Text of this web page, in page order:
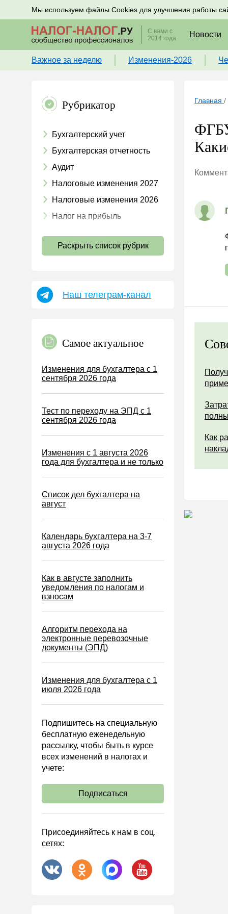
Мы используем файлы Cookies для улучшения работы
Подписывайтесь на новости по налогам, учету и
С вами с
2014 года
Новости
Важное за неделю Изменения-2026
Рубрикатор
Бухгалтерский учет
Бухгалтерская отчетность
Аудит
Налоговые изменения 2027
Налоговые изменения 2026
Налог на прибыль
Страховые взносы 2026
УСН
Земельный налог
Налог на рекламу
Торговый сбор
Туристический налог
Водный налог
Экологический налог
Налог на игорный бизнес
Акцизы
Возврат и зачет налогов
Налоговые проверки
Ответственность
Статистика
Онлайн-кассы ККТ ККМ
Управленческий учет
Анализ хозяйственной
Охрана труда и аттестация
Охрана труда
Налоговое планирование
Финансовый контроль
Договоры
ООО
АО
Госзакупки
Раскрыть список рубрик
Наш телеграм-канал
Самое актуальное
Изменения для бухгалтера с 1
сентября 2026 года
Тест по переходу на ЭПД с 1
сентября 2026 года
Изменения с 1 августа 2026
года для бухгалтера и не только
Список дел бухгалтера на
август
Календарь бухгалтера на 3-7
августа 2026 года
Как в августе заполнить
уведомления по налогам и
взносам
Алгоритм перехода на
электронные перевозочные
документы (ЭПД)
Изменения для бухгалтера с 1
июля 2026 года
Подпишитесь на специальную
бесплатную еженедельную
рассылку, чтобы быть в курсе
всех изменений в налогах и
учете:
Подписаться
Присоединяйтесь к нам в соц.
сетях:
Главная /
Как